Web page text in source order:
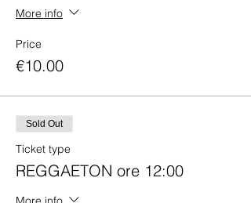
More info
Price
€10.00
Sold Out
Ticket type
REGGAETON ore 12:00